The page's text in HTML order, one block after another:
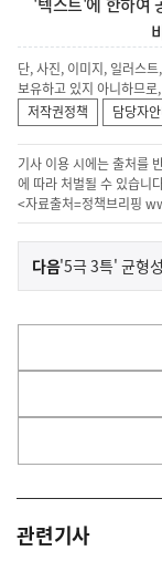
단, 사진, 이미지, 일러스
보유하고 있지 아니하므
저작권정책
담당자
기사 이용 시에는 출처를
에 따라 처벌될 수 있습니
<자료출처=정책브리핑
이
전
다
음
다음기
사
관련기사